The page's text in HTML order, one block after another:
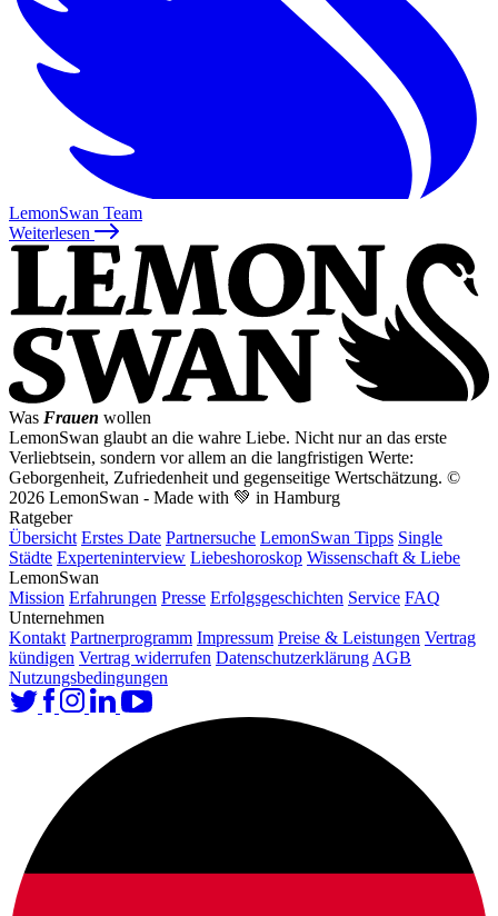
LemonSwan Team
Weiterlesen
Was Frauen wollen
LemonSwan glaubt an die wahre Liebe. Nicht nur an das erste
Verliebtsein, sondern vor allem an die langfristigen Werte:
Geborgenheit, Zufriedenheit und gegenseitige Wertschätzung. ©
2026 LemonSwan - Made with 💚 in Hamburg
Ratgeber
Übersicht Erstes Date Partnersuche LemonSwan Tipps Single
Städte Experteninterview Liebeshoroskop Wissenschaft & Liebe
LemonSwan
Mission Erfahrungen Presse Erfolgsgeschichten Service FAQ
Unternehmen
Kontakt Partnerprogramm Impressum Preise & Leistungen Vertrag
kündigen Vertrag widerrufen Datenschutzerklärung AGB
Nutzungsbedingungen